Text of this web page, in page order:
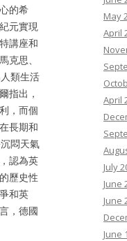
的希
元實現
講座和
克思、
類生活
指出，
，而個
長期和
悶天氣
認為英
歷史性
和英
，德國
May
April
April
July
June
June
June